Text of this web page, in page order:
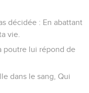
décidée : En abattant
vie.
poutre lui répond de
dans le sang, Qui